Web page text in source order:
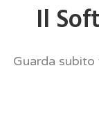
Il
Guarda